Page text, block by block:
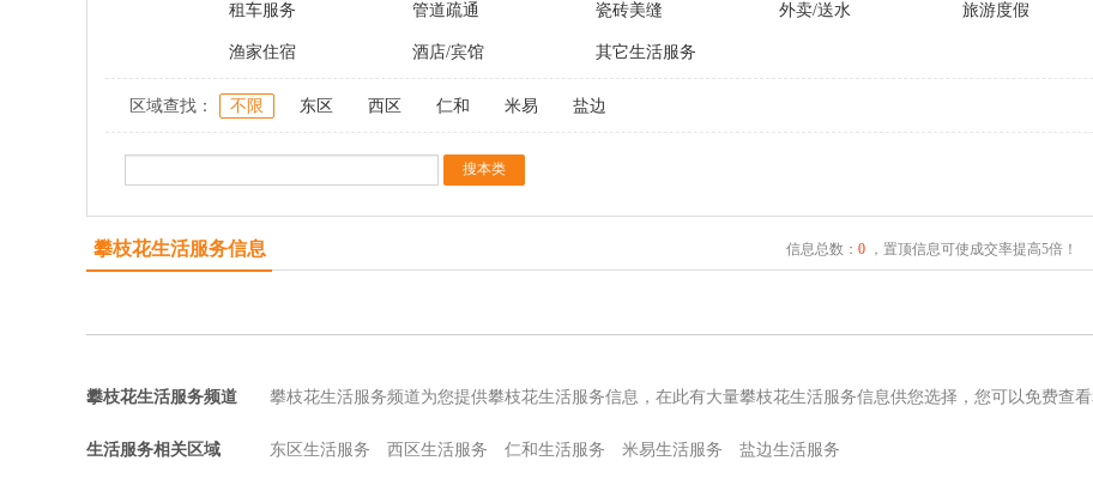
租车服务 管道疏通 瓷砖美缝 外卖/送水 旅游度假
渔家住宿 酒店/宾馆 其它生活服务
区域查找： 不限 东区 西区 仁和 米易 盐边
攀枝花生活服务信息 信息总数： 0，置顶信息可使成交率提高5倍！
攀枝花生活服务频道 攀枝花生活服务频道为您提供攀枝花生活服务信息，在此有大量攀枝花生活服务信息供您选择，您可以免费查看
生活服务相关区域 东区生活服务 西区生活服务 仁和生活服务 米易生活服务 盐边生活服务